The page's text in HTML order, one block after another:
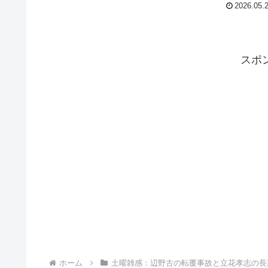
スポ
ホーム 土曜雑感：辺野古の転覆事故と立花孝志の長